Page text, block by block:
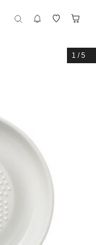
1 /5